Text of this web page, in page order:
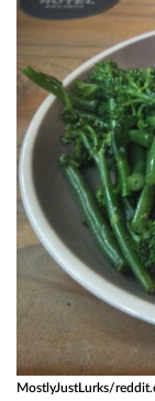
MostlyJustLurks/